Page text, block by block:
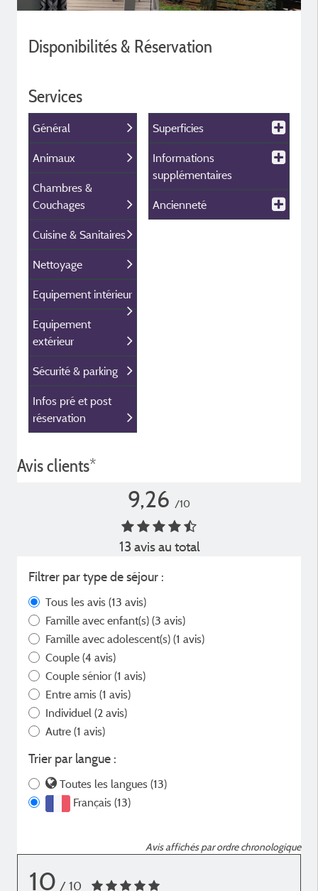
Disponibilités & Réservation
Services
Général
Animaux
Chambres &
Couchages
Cuisine & Sanitaires
Nettoyage
Equipement intérieur
Equipement
extérieur
Sécurité & parking
Infos pré et post
réservation
Superficies
Informations
supplémentaires
Ancienneté
Avis clients*
9,26 /10
13 avis au total
Filtrer par type de séjour :
Tous les avis (13 avis)
Famille avec enfant(s) (3 avis)
Famille avec adolescent(s) (1 avis)
Couple (4 avis)
Couple sénior (1 avis)
Entre amis (1 avis)
Individuel (2 avis)
Autre (1 avis)
Trier par langue :
Toutes les langues (13)
Français (13)
Avis affichés par ordre chronologique
10 / 10